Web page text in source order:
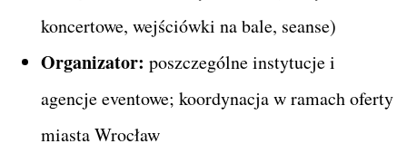
koncertowe, wejściówki na bale, seanse)
Organizator: poszczególne instytucje i
agencje eventowe; koordynacja w ramach oferty
miasta Wrocław